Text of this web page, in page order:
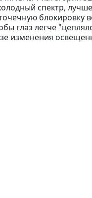
спектр,
блокировку
глаз легче
изменения